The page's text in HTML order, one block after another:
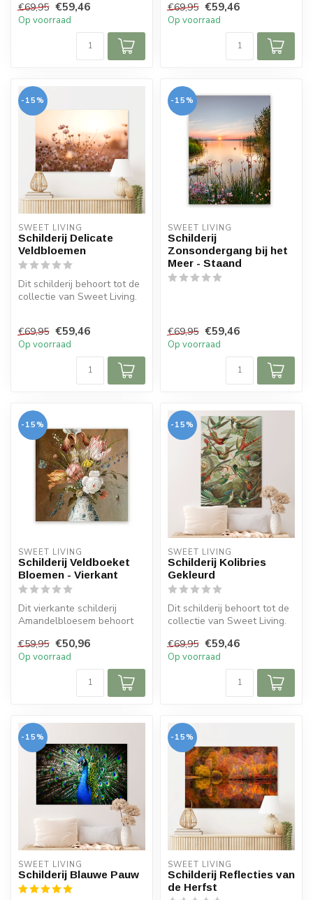
€69,95 €59,46
Op voorraad
€69,95 €59,46
Op voorraad
-15%
SWEET LIVING
Schilderij Delicate
Veldbloemen
Dit schilderij behoort tot de
collectie van Sweet Living.
€69,95 €59,46
Op voorraad
-15%
SWEET LIVING
Schilderij
Zonsondergang bij het
Meer - Staand
€69,95 €59,46
Op voorraad
-15%
SWEET LIVING
Schilderij Veldboeket
Bloemen - Vierkant
Dit vierkante schilderij
Amandelbloesem behoort
Livin...
€59,95 €50,96
Op voorraad
-15%
SWEET LIVING
Schilderij Kolibries
Gekleurd
Dit schilderij behoort tot de
collectie van Sweet Living.
€69,95 €59,46
Op voorraad
-15%
SWEET LIVING
Schilderij Blauwe Pauw
-15%
SWEET LIVING
Schilderij Reflecties van
de Herfst